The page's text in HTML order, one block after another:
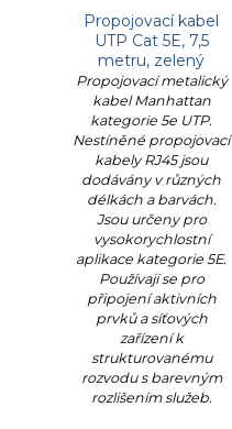
Propojovací kabel
UTP Cat 5E, 7,5
metru, zelený
Propojovací metalický
kabel Manhattan
kategorie 5e UTP.
Nestíněné propojovací
kabely RJ45 jsou
dodávány v různých
délkách a barvách.
Jsou určeny pro
vysokorychlostní
aplikace kategorie 5E.
Používají se pro
připojení aktivních
prvků a síťových
zařízení k
strukturovanému
rozvodu s barevným
rozlišením služeb.